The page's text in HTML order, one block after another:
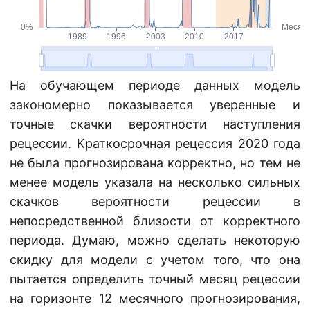
На обучающем периоде данных модель
закономерно показывается уверенные и
точные скачки вероятности наступления
рецессии. Краткосрочная рецессия 2020 года
не была прогнозирована корректно, но тем не
менее модель указала на несколько сильных
скачков вероятности рецессии в
непосредственной близости от корректного
периода. Думаю, можно сделать некоторую
скидку для модели с учетом того, что она
пытается определить точный месяц рецессии
на горизонте 12 месячного прогнозирования,